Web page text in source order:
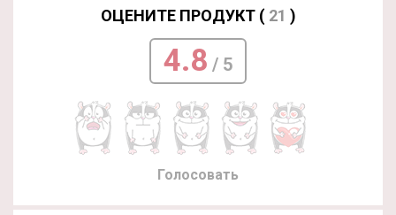
ОЦЕНИТЕ ПРОДУКТ ( 21 )
4.8 / 5
Голосовать